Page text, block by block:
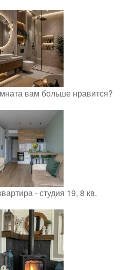
вам больше нравится?
- студия 19, 8 кв.